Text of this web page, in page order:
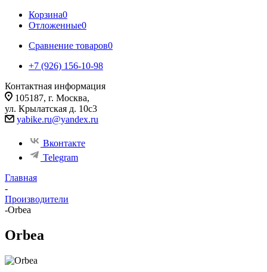
Корзина0
Отложенные0
Сравнение товаров0
+7 (926) 156-10-98
Контактная информация
105187, г. Москва,
ул. Крылатская д. 10с3
yabike.ru@yandex.ru
Вконтакте
Telegram
Главная
-
Производители
-Orbea
Orbea